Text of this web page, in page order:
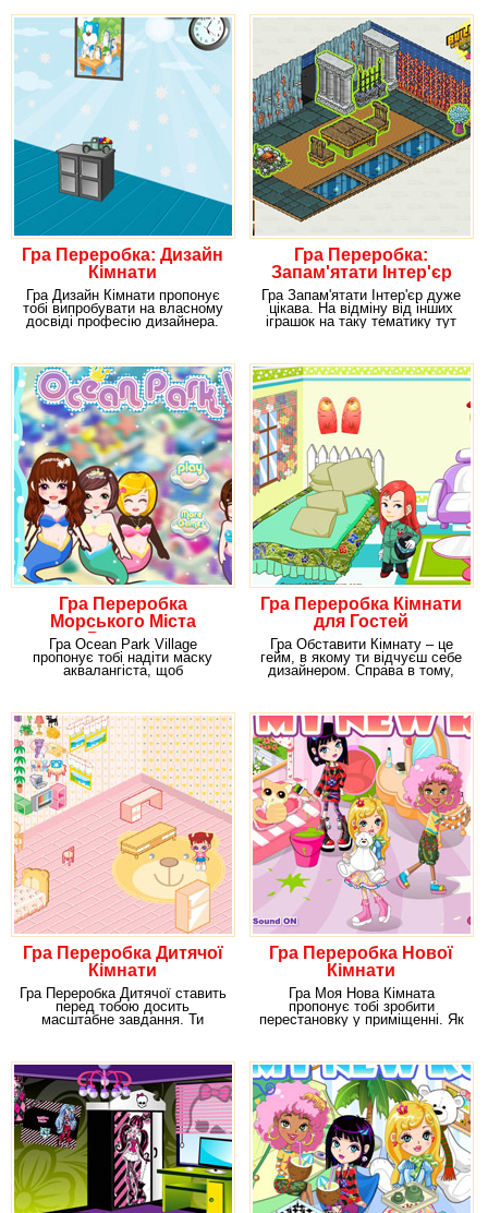
Гра Переробка: Дизайн
Кімнати
Гра Дизайн Кімнати пропонує
тобі випробувати на власному
досвіді професію дизайнера.
Гра Переробка:
Запам'ятати Інтер'єр
Гра Запам'ятати Інтер'єр дуже
цікава. На відміну від інших
іграшок на таку тематику тут
Гра Переробка
Морського Міста
Русалок
Гра Ocean Park Village
пропонує тобі надіти маску
аквалангіста, щоб
Гра Переробка Кімнати
для Гостей
Гра Обставити Кімнату – це
гейм, в якому ти відчуєш себе
дизайнером. Справа в тому,
Гра Переробка Дитячої
Кімнати
Гра Переробка Дитячої ставить
перед тобою досить
масштабне завдання. Ти
Гра Переробка Нової
Кімнати
Гра Моя Нова Кімната
пропонує тобі зробити
перестановку у приміщенні. Як